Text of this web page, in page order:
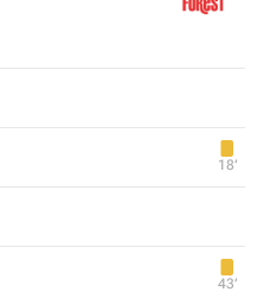
18‎’‎
43‎’‎